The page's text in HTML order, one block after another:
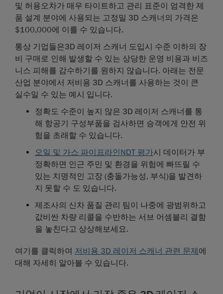
및 허용오차가 매우 타이트하고 관리 표준이 엄격한 제
품 설계 분야에 사용되는 고정밀 3D 스캐너의 가격은
$100,000에 이를 수 있습니다.
통상 기업들은3D 레이저 스캐너 도입시 수준 이하의 장
비 구매로 인해 발생할 수 있는 상당한 운영 비용과 비즈
니스 피해를 감수하기를 원하지 않습니다. 아래는 전문
산업 분야에서 저비용 3D 스캐너를 사용하는 것이 큰
실수일 수 있는 예시 입니다.
정확도 수준이 높지 않은 3D 레이저 스캐너를 통
해 항공기 구성부품을 검사하면 승객에게 안전 위
험을 초래할 수 있습니다.
오일 및 가스 파이프라인NDT 평가시 데이터가 부
정확하면 인근 주민 및 환경을 위험에 빠뜨릴 수
있는 치명적인 고장 (충돌가능성, 부식)을 발견하
지 못할 수 도 있습니다.
제조사의 신차 품질 관리 팀이 나중에 광범위하고
값비싼 차량 리콜을 수반하는 서브 어셈블리 결함
을 놓친다고 상상해보세요.
여기를 클릭하여 저비용 3D 레이저 스캐너 관련 문제 에
대해 자세히 알아볼 수 있습니다.